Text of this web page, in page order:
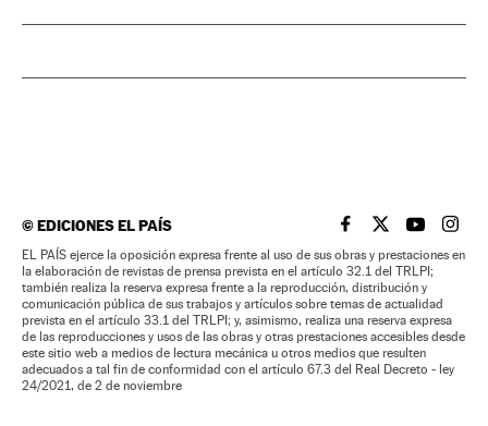
©EDICIONES EL PAÍS EL PAÍS BRASIL EN
EL PAÍSEL PAÍS
EL
EL PAÍS ejerce la oposición expresa frente al uso de sus obras y prestaciones en
la elaboración de revistas de prensa prevista en el artículo 32.1 del TRLPI;
también realiza la reserva expresa frente a la reproducción, distribución y
comunicación pública de sus trabajos y artículos sobre temas de actualidad
prevista en el artículo 33.1 del TRLPI; y, asimismo, realiza una reserva expresa
de las reproducciones y usos de las obras y otras prestaciones accesibles desde
este sitio web a medios de lectura mecánica u otros medios que resulten
adecuados a tal fin de conformidad con el artículo 67.3 del Real Decreto - ley
24/2021, de 2 de noviembre